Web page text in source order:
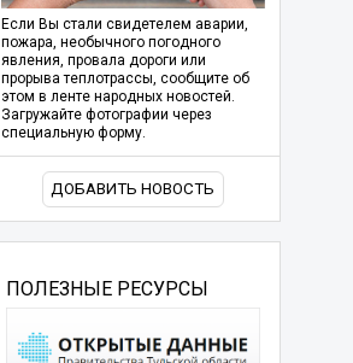
Если Вы стали свидетелем аварии,
пожара, необычного погодного
явления, провала дороги или
прорыва теплотрассы, сообщите об
этом в ленте народных новостей.
Загружайте фотографии через
специальную форму.
ДОБАВИТЬ НОВОСТЬ
ПОЛЕЗНЫЕ РЕСУРСЫ